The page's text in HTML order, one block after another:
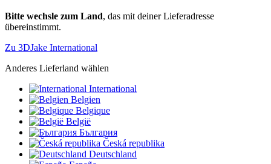
Bitte wechsle zum Land, das mit deiner Lieferadresse
übereinstimmt.
Zu 3DJake International
Anderes Lieferland wählen
International
Belgien
Belgique
België
България
Česká republika
Deutschland